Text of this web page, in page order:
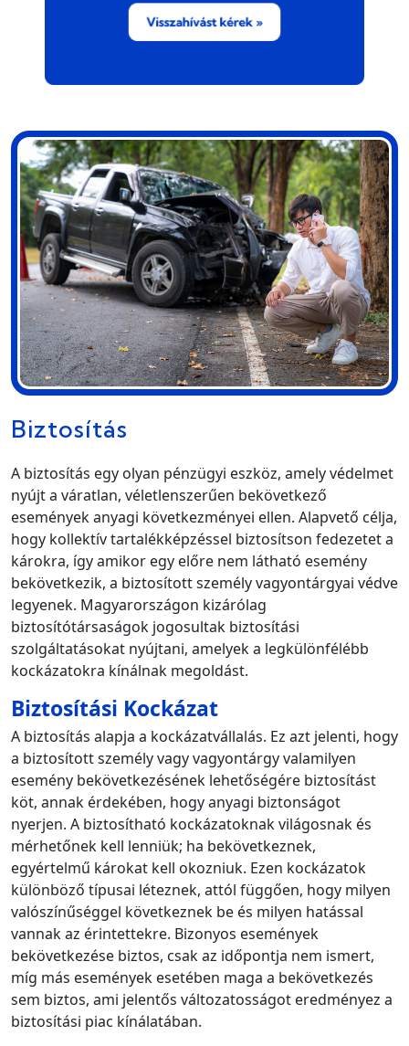
Biztosítás
A biztosítás egy olyan pénzügyi eszköz, amely védelmet
nyújt a váratlan, véletlenszerűen bekövetkező
események anyagi következményei ellen. Alapvető célja,
hogy kollektív tartalékképzéssel biztosítson fedezetet a
károkra, így amikor egy előre nem látható esemény
bekövetkezik, a biztosított személy vagyontárgyai védve
legyenek. Magyarországon kizárólag
biztosítótársaságok jogosultak biztosítási
szolgáltatásokat nyújtani, amelyek a legkülönfélébb
kockázatokra kínálnak megoldást.
Biztosítási Kockázat
A biztosítás alapja a kockázatvállalás. Ez azt jelenti, hogy
a biztosított személy vagy vagyontárgy valamilyen
esemény bekövetkezésének lehetőségére biztosítást
köt, annak érdekében, hogy anyagi biztonságot
nyerjen. A biztosítható kockázatoknak világosnak és
mérhetőnek kell lenniük; ha bekövetkeznek,
egyértelmű károkat kell okozniuk. Ezen kockázatok
különböző típusai léteznek, attól függően, hogy milyen
valószínűséggel következnek be és milyen hatással
vannak az érintettekre. Bizonyos események
bekövetkezése biztos, csak az időpontja nem ismert,
míg más események esetében maga a bekövetkezés
sem biztos, ami jelentős változatosságot eredményez a
biztosítási piac kínálatában.